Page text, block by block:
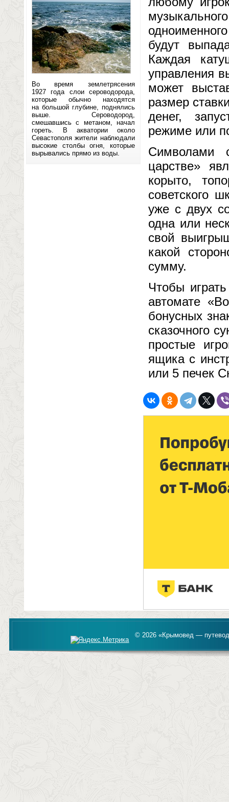
Во время землетрясения
1927 года слои сероводорода,
которые обычно находятся
на большой глубине, поднялись
выше. Сероводород,
смешавшись с метаном, начал
гореть. В акватории около
Севастополя жители наблюдали
высокие столбы огня, которые
вырывались прямо из воды.
будут
Каждая
управления
может
размер
денег,
режиме или
Символами
царстве»
корыто,
советского
уже с двух
одна или
свой
какой
сумму.
Чтобы
автомате
бонусных
сказочного
простые
ящика с
или 5 печек
© 2026 «Крымовед —